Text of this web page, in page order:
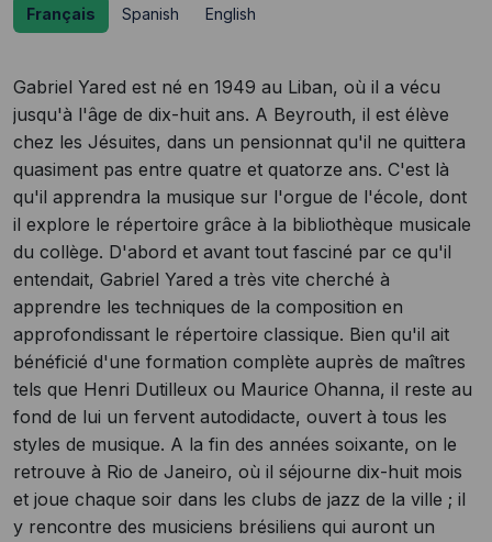
Français Spanish English
Gabriel Yared est né en 1949 au Liban, où il a vécu
jusqu'à l'âge de dix-huit ans. A Beyrouth, il est élève
chez les Jésuites, dans un pensionnat qu'il ne quittera
quasiment pas entre quatre et quatorze ans. C'est là
qu'il apprendra la musique sur l'orgue de l'école, dont
il explore le répertoire grâce à la bibliothèque musicale
du collège. D'abord et avant tout fasciné par ce qu'il
entendait, Gabriel Yared a très vite cherché à
apprendre les techniques de la composition en
approfondissant le répertoire classique. Bien qu'il ait
bénéficié d'une formation complète auprès de maîtres
tels que Henri Dutilleux ou Maurice Ohanna, il reste au
fond de lui un fervent autodidacte, ouvert à tous les
styles de musique. A la fin des années soixante, on le
retrouve à Rio de Janeiro, où il séjourne dix-huit mois
et joue chaque soir dans les clubs de jazz de la ville ; il
y rencontre des musiciens brésiliens qui auront un